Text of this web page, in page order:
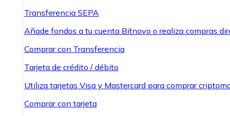
Transferencia SEPA
Añade fondos a tu cuenta Bitnovo o realiza compras
Comprar con Transferencia
Tarjeta de crédito / débito
Utiliza tarjetas Visa y Mastercard para comprar
Comprar con tarjeta